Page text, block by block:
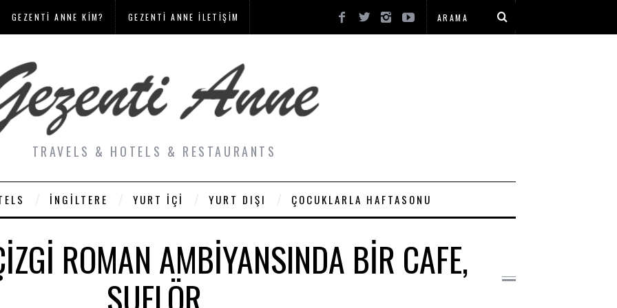
GEZENTI ANNE KIM? GEZENTI ANNE İLETIŞIM
TRAVELS & HOTELS & RESTAURANTS
İNGILTERE YURT İÇI YURT DIŞI ÇOCUKLARLA HAFTASONU
ROMAN AMBIYANSINDA BIR CAFE,
SUFLÖR